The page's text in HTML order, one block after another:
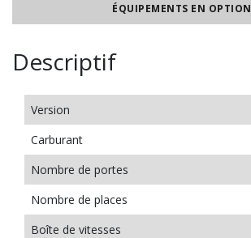
ÉQUIPEMENTS EN OPTION
Descriptif
Version
Carburant
Nombre de portes
Nombre de places
Boîte de vitesses